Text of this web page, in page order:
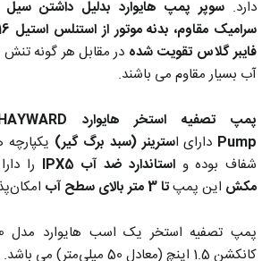
دارد. سوپر پمپ هایوارد بدلیل داشتن
سرامیک مقاوم، بدنه موتور از استنلس استیل 316 و
فایبر گلاس تقویت شده در مقابل هر گونه
آب بسیار مقاوم می باشند.
Pump دارای استرینر (سبد برگ گیر)
شفاف بوده واستاندارد ضد آب IPX5
را
مکش این پمپتا 3 متر بالای سطح آب
کانکشن 1.5 اینچ (معادل 50 میلی‌متر) می باشد.